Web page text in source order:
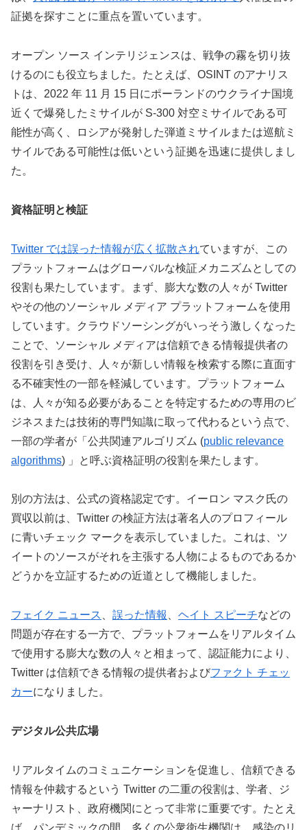
証拠を探すことに重点を置いています。
オープン ソース インテリジェンスは、戦争の霧を切り抜
けるのにも役立ちました。たとえば、OSINT のアナリス
トは、2022 年 11 月 15 日にポーランドのウクライナ国境
近くで爆発したミサイルが S-300 対空ミサイルである可
能性が高く、ロシアが発射した弾道ミサイルまたは巡航ミ
サイルである可能性は低いという証拠を迅速に提供しまし
た。
資格証明と検証
Twitter では誤った情報が広く拡散されていますが、この
プラットフォームはグローバルな検証メカニズムとしての
役割も果たしています。まず、膨大な数の人々が Twitter
やその他のソーシャル メディア プラットフォームを使用
しています。クラウドソーシングがいっそう激しくなった
ことで、ソーシャル メディアは信頼できる情報提供者の
役割を引き受け、人々が新しい情報を検索する際に直面す
る不確実性の一部を軽減しています。プラットフォーム
は、人々が知る必要があることを特定するための専用のビ
ジネスまたは技術的専門知識に取って代わるという点で、
一部の学者が「公共関連アルゴリズム (public relevance
algorithms) 」と呼ぶ資格証明の役割を果たします。
別の方法は、公式の資格認定です。イーロン マスク氏の
買収以前は、Twitter の検証方法は著名人のプロフィール
に青いチェック マークを表示していました。これは、ツ
イートのソースがそれを主張する人物によるものであるか
どうかを立証するための近道として機能しました。
フェイク ニュース 誤った情報 ヘイト スピーチなどの
問題が存在する一方で、プラットフォームをリアルタイム
で使用する膨大な数の人々と相まって、認証能力により、
Twitter は信頼できる情報の提供者およびファクト チェッ
カーになりました。
デジタル公共広場
リアルタイムのコミュニケーションを促進し、信頼できる
情報を仲裁するという Twitter の二重の役割は、学者、ジ
ャーナリスト、政府機関にとって非常に重要です。たとえ
ば、パンデミックの間、多くの公衆衛生機関は、感染のリ